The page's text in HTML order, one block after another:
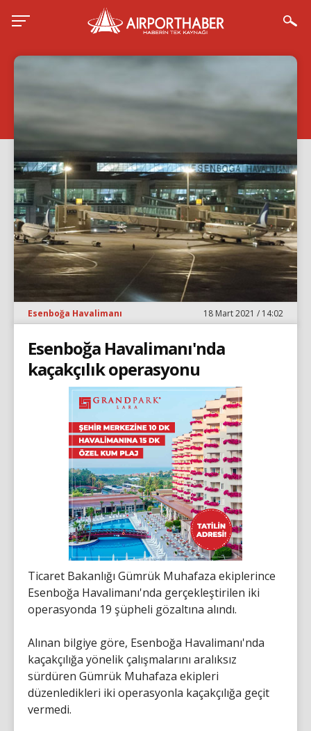
Esenboğa Havalimanı 18 Mart 2021 / 14:02
Esenboğa Havalimanı'nda
kaçakçılık operasyonu
Ticaret Bakanlığı Gümrük Muhafaza ekiplerince
Esenboğa Havalimanı'nda gerçekleştirilen iki
operasyonda 19 şüpheli gözaltına alındı.
Alınan bilgiye göre, Esenboğa Havalimanı'nda
kaçakçılığa yönelik çalışmalarını aralıksız
sürdüren Gümrük Muhafaza ekipleri
düzenledikleri iki operasyonla kaçakçılığa geçit
vermedi.